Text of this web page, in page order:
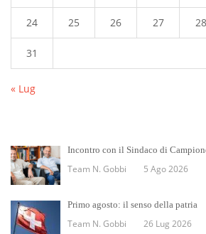
24 25 26 27 28
31
« Lug
Incontro con il Sindaco di
Team N. Gobbi 5 Ago 2026
Primo agosto: il senso della patria
Team N. Gobbi 26 Lug 2026